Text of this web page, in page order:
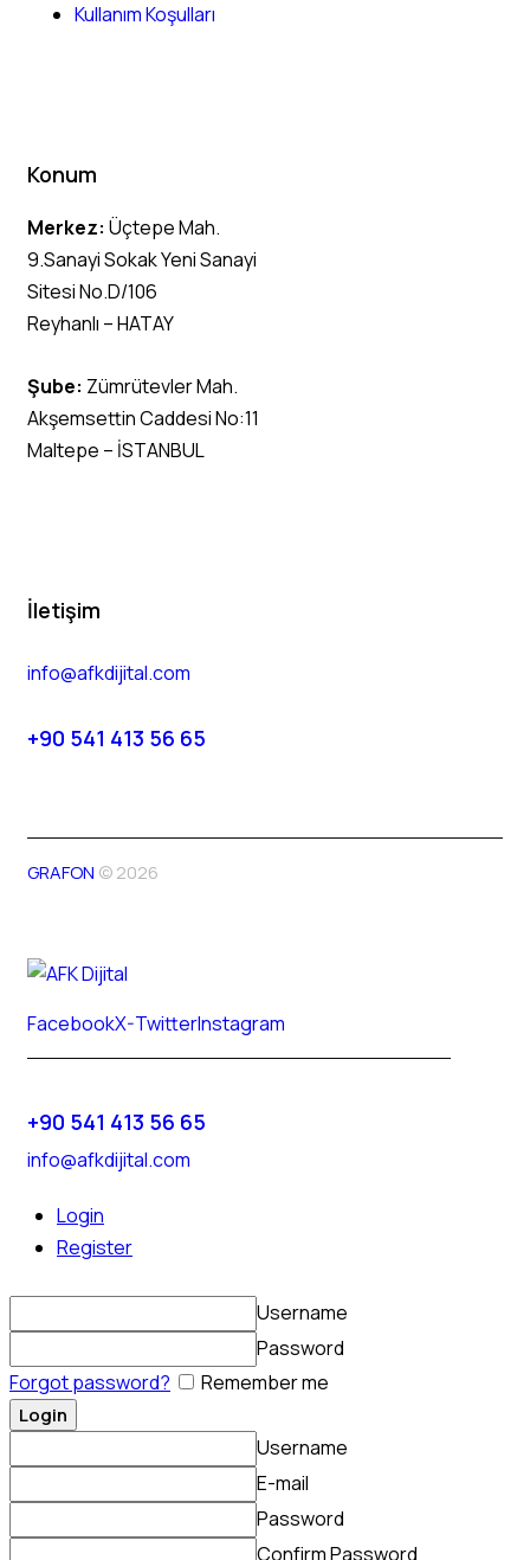
Kullanım Koşulları
Konum
Merkez: Üçtepe Mah.
9.Sanayi Sokak Yeni Sanayi
Sitesi No.D/106
Reyhanlı – HATAY
Şube: Zümrütevler Mah.
Akşemsettin Caddesi No:11
Maltepe – İSTANBUL
İletişim
info@afkdijital.com
+90 541 413 56 65
GRAFON © 2026
FacebookX-TwitterInstagram
+90 541 413 56 65
info@afkdijital.com
Login
Register
Username
Password
Forgot password?
Remember me
Username
E-mail
Password
Confirm Password